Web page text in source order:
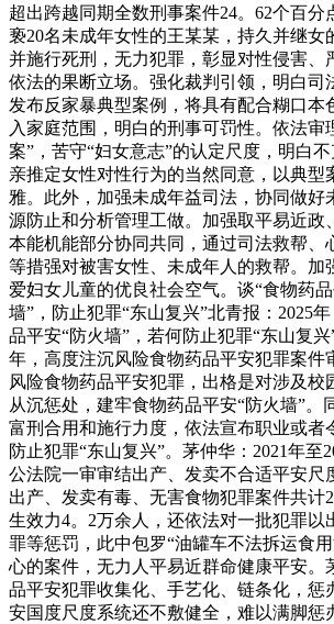
超出跨越同期全数刑事案件24。62个百分
亵20名未成年女性的王某某，持久并继女
并施行死刑，无力犯罪，彰显对性侵害、
依法的果断立场。强化裁判引领，明白司
发布反家暴典型案例，将具有配合糊口本
入家庭范围，明白的刑事可罚性。依法审
案”，苦守“妇女意志”的认定尺度，明白
亲推定女性对性行为的当然同意，以典型
雅。此外，加强未成年益司法，协同做好
源防止和分析管理工做。加强取平易近政
本能机能部分协同共同，通过司法救帮、
等措强对被害女性、未成年人的救帮。加
爱妇女儿童的优良社会空气。谈“食物药
墙”，防止犯罪“东山复兴”北青报：2025
品平安“防火墙”，若何防止犯罪“东山复
年，高度注沉风险食物药品平安犯罪案件
风险食物药品平安犯罪，出格是对涉及校
从沉惩处，建牢食物药品平安“防火墙”。
富刑合用和施行力度，依法宣布职业或者
防止犯罪“东山复兴”。茅仲华：2021年至
公法院一审审结出产、发卖不合适平安尺
出产、发卖有毒、无害食物犯罪案件共计
生效力4。2万余人，还依法对一批犯罪以
罪等惩罚，此中包罗“油罐车不法拆运食
心的案件，无力人平易近群命健康平安。
品平安犯罪收集化、手艺化、链条化，惩
安国度尺度系统还不敷健全，难以满脚惩